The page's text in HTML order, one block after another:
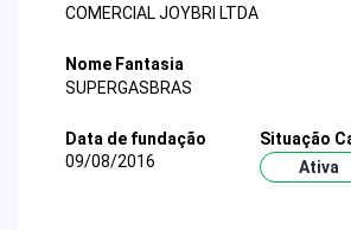
COMERCIAL JOYBRI LTDA
Nome Fantasia
SUPERGASBRAS
Data de fundação
09/08/2016
Situação
Ativa